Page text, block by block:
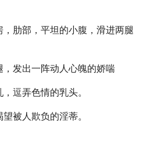
肋部，平坦的小腹，滑进两腿
发出一阵动人心魄的娇喘
逗弄色情的乳头。
被人欺负的淫蒂。